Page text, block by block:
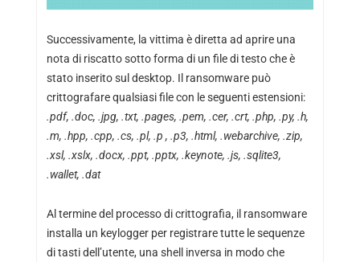
Successivamente, la vittima è diretta ad aprire una
nota di riscatto sotto forma di un file di testo che è
stato inserito sul desktop. Il ransomware può
crittografare qualsiasi file con le seguenti estensioni:
.pdf, .doc, .jpg, .txt, .pages, .pem, .cer, .crt, .php, .py, .h,
.m, .hpp, .cpp, .cs, .pl, .p , .p3, .html, .webarchive, .zip,
.xsl, .xslx, .docx, .ppt, .pptx, .keynote, .js, .sqlite3,
.wallet, .dat
Al termine del processo di crittografia, il ransomware
installa un keylogger per registrare tutte le sequenze
di tasti dell’utente, una shell inversa in modo che